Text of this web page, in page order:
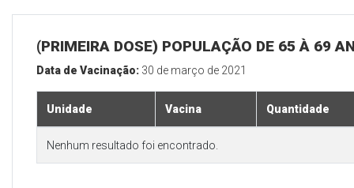
(PRIMEIRA DOSE) POPULAÇÃO DE 65 À 69
Data de Vacinação: 30 de março de 2021
Unidade Vacina Quantidade
Nenhum resultado foi encontrado.